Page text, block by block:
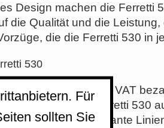
Design machen die Ferretti
die Qualität und die
die die Ferretti 530 in
530
530 – sehr gepflegt, VAT
Ferretti Yachts Ferretti 530
durch ihre elegante
Für
sollten Sie